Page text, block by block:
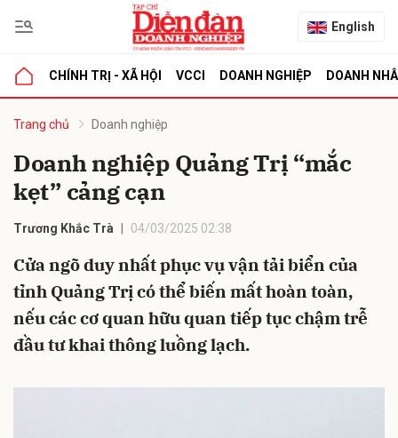
English
CHÍNH TRỊ - XÃ HỘI VCCI DOANH NGHIỆP DOANH
Trang chủ Doanh nghiệp
Doanh nghiệp Quảng Trị “mắc
kẹt” cảng cạn
Trương Khắc Trà 04/03/2025 02:38
Cửa ngõ duy nhất phục vụ vận tải biển của
tỉnh Quảng Trị có thể biến mất hoàn toàn,
nếu các cơ quan hữu quan tiếp tục chậm trễ
đầu tư khai thông luồng lạch.
luận
Hủy